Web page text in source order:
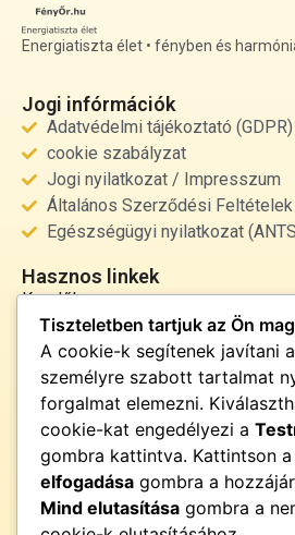
Energiatiszta élet • fényben és
Jogi infórmációk
Adatvédelmi tájékoztató (GDPR)
cookie szabályzat
Jogi nyilatkozat / Impresszum
Általános Szerződési Feltételek
Egészségügyi nyilatkozat
Hasznos linkek
Kezdőlap
Rólunk
Szolgáltatások
Kapcsolat
Kapcsolat
info@fenyor.hu
+36 30 000 0000
Magyarország
Tiszteletben tartjuk az Ön
A cookie-k segítenek javítani
személyre szabott tartalmat
forgalmat elemezni.
cookie-kat engedélyezi a
gombra kattintva. Kattintson a
elfogadása gombra a
Mind elutasítása gombra a